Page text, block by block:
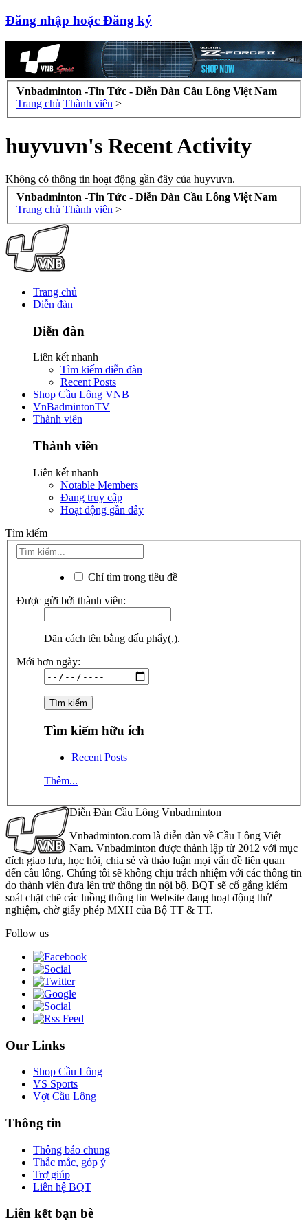
Đăng nhập hoặc Đăng ký
Vnbadminton -Tin Tức - Diễn Đàn Cầu Lông Việt Nam
Trang chủ Thành viên >
huyvuvn's Recent Activity
Không có thông tin hoạt động gần đây của huyvuvn.
Vnbadminton -Tin Tức - Diễn Đàn Cầu Lông Việt Nam
Trang chủ Thành viên >
Trang chủ
Diễn đàn
Diễn đàn
Liên kết nhanh
Tìm kiếm diễn đàn
Recent Posts
Shop Cầu Lông VNB
VnBadmintonTV
Thành viên
Thành viên
Liên kết nhanh
Notable Members
Đang truy cập
Hoạt động gần đây
Tìm kiếm
Chỉ tìm trong tiêu đề
Được gửi bởi thành viên:
Dãn cách tên bằng dấu phẩy(,).
Mới hơn ngày:
Tìm kiếm hữu ích
Recent Posts
Thêm...
Diễn Đàn Cầu Lông Vnbadminton
Vnbadminton.com là diễn đàn về Cầu Lông Việt
Nam. Vnbadminton được thành lập từ 2012 với mục
đích giao lưu, học hỏi, chia sẻ và thảo luận mọi vấn đề liên quan
đến cầu lông. Chúng tôi sẽ không chịu trách nhiệm với các thông tin
do thành viên đưa lên trừ thông tin nội bộ. BQT sẽ cố gắng kiểm
soát chặt chẽ các luồng thông tin Website đang hoạt động thử
nghiệm, chờ giấy phép MXH của Bộ TT & TT.
Follow us
Our Links
Shop Cầu Lông
VS Sports
Vợt Cầu Lông
Thông tin
Thông báo chung
Thắc mắc, góp ý
Trợ giúp
Liên hệ BQT
Liên kết bạn bè